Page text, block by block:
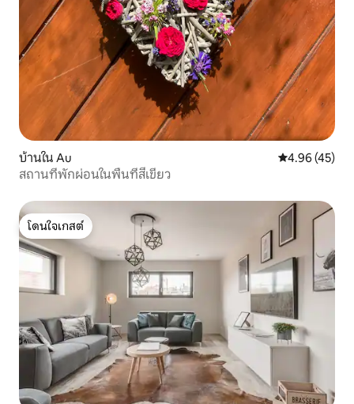
บ้านใน Au คะแนนเฉลี่ย
4.96 (45)
สถานที่พักผ่อนในพื้นที่สีเขียว
โดนใจเกสต์
โดนใจเกสต์